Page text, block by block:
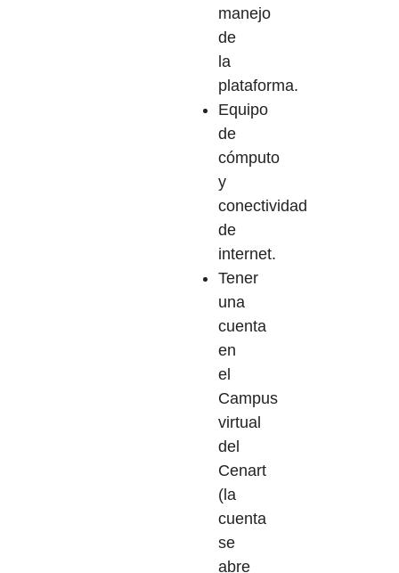
manejo
de
la
plataforma.
Equipo
de
cómputo
y
conectividad
de
internet.
Tener
una
cuenta
en
el
Campus
virtual
del
Cenart
(la
cuenta
se
abre